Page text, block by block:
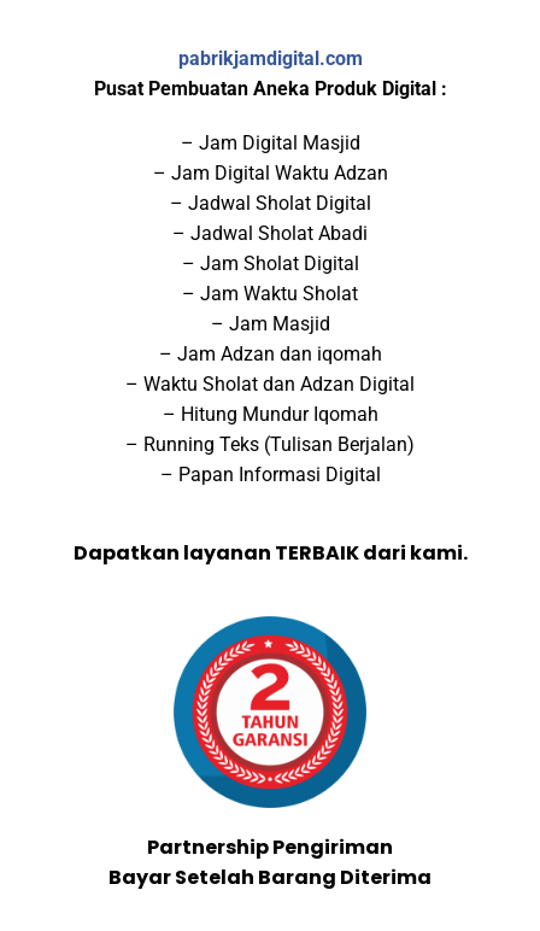
pabrikjamdigital.com
Pusat Pembuatan Aneka Produk Digital :
– Jam Digital Masjid
– Jam Digital Waktu Adzan
– Jadwal Sholat Digital
– Jadwal Sholat Abadi
– Jam Sholat Digital
– Jam Waktu Sholat
– Jam Masjid
– Jam Adzan dan iqomah
– Waktu Sholat dan Adzan Digital
– Hitung Mundur Iqomah
– Running Teks (Tulisan Berjalan)
– Papan Informasi Digital
Dapatkan layanan TERBAIK dari kami.
Partnership Pengiriman
Bayar Setelah Barang Diterima